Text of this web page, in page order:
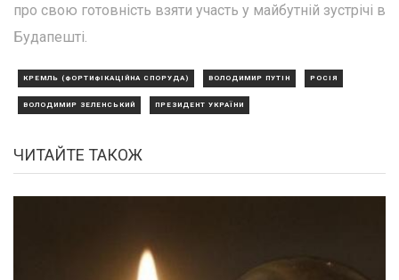
про свою готовність взяти участь у майбутній зустрічі в
Будапешті.
КРЕМЛЬ (ФОРТИФІКАЦІЙНА СПОРУДА) ВОЛОДИМИР ПУТІН РОСІЯ
ВОЛОДИМИР ЗЕЛЕНСЬКИЙ ПРЕЗИДЕНТ УКРАЇНИ
ЧИТАЙТЕ ТАКОЖ